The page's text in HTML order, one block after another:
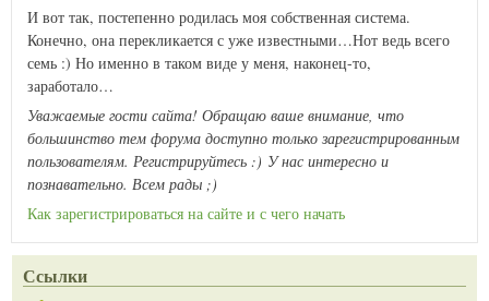
И вот так, постепенно родилась моя собственная система.
Конечно, она перекликается с уже известными…Нот ведь всего
семь :) Но именно в таком виде у меня, наконец-то,
заработало…
Уважаемые гости сайта! Обращаю ваше внимание, что
большинство тем форума доступно только зарегистрированным
пользователям. Регистрируйтесь :) У нас интересно и
познавательно. Всем рады ;)
Как зарегистрироваться на сайте и с чего начать
Ссылки